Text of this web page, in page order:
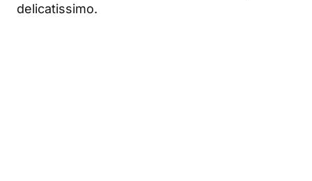
delicatissimo.